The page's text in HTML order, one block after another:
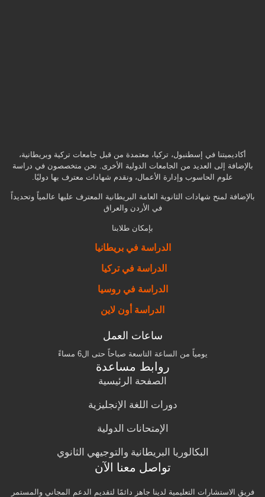
أكاديميتنا في إسطنبول، تركيا، معتمدة من قبل جامعات تركية وبريطانية،
بالإضافة إلى العديد من الجامعات الدولية الأخرى. نحن متخصصون في دراسة
علوم الحاسوب وإدارة الأعمال، ونقدم شهادات معترف بها دوليًا.
بالإضافة لمنح شهادات الثانوية العامة البريطانية المعترف عليها عالمياً وتحديداً
في الأردن والعراق
بإمكان طلابنا
الدراسة في بريطانيا
الدراسة في تركيا
الدراسة في روسيا
الدراسة أون لاين
ساعات العمل
يومياً من الساعة التاسعة صباحاً حتى ال6 مساءً
روابط مساعدة
الصفحة الرئيسية
دورات اللغة الإنجليزية
الإمتحانات الدولية
البكالوريا البريطانية والتوجيهي الثانوي
تواصل معنا الآن
فريق الاستشارات التعليمية لدينا جاهز دائمًا لتقديم الدعم المجاني والمستمر